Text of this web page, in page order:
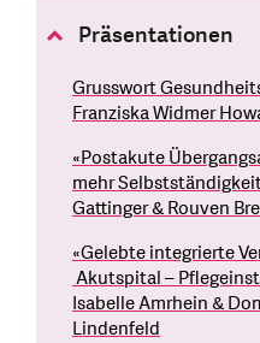
Präsentationen
Grusswort
Franziska Widmer
«Postakute
mehr
Gattinger & Rouven
«Gelebte integrierte
Akutspital –
Isabelle Amrhein &
Lindenfeld